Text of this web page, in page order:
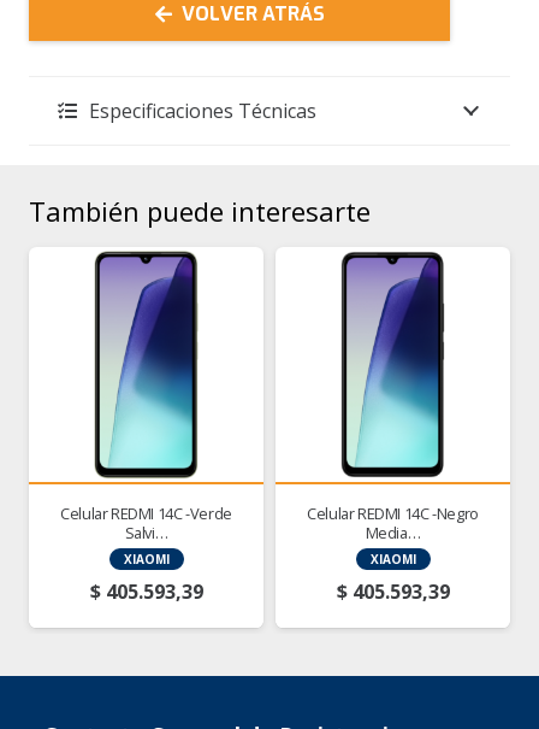
VOLVER ATRÁS
Especificaciones Técnicas
También puede interesarte
Celular REDMI 14C -Verde
Salvi…
XIAOMI
$405.593,39
Celular REDMI 14C -Negro
Media…
XIAOMI
$405.593,39